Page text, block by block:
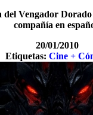
del Vengador
compañía en
20/01/2010
Etiquetas: Cine +